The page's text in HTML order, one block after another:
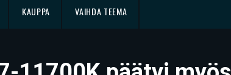
KAUPPA VAIHDA TEEMA